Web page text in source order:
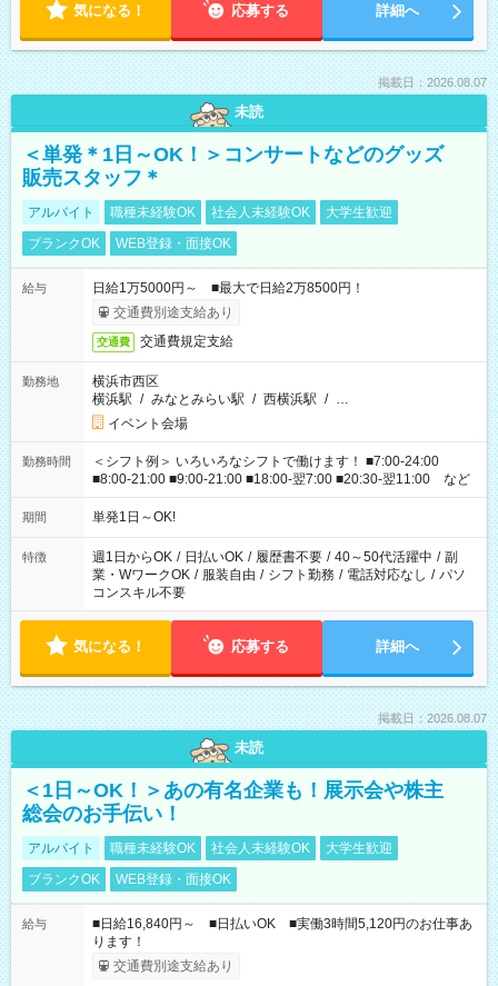
気になる！ 応募する 詳細へ
掲載日：2026.08.07
未読
＜単発＊1日～OK！＞コンサートなどのグッズ
販売スタッフ＊
アルバイト 職種未経験OK 社会人未経験OK
大学生歓迎
ブランクOK
WEB登録・面接OK
給与
日給1万5000円～ ■最大で日給2万8500円！
交通費別途支給あり
交通費 交通費規定支給
勤務地
横浜市西区
横浜駅 / みなとみらい駅 / 西横浜駅 / …
イベント会場
勤務時間
＜シフト例＞ いろいろなシフトで働けます！ ■7:00-24:00
■8:00-21:00 ■9:00-21:00 ■18:00-翌7:00 ■20:30-翌11:00 など
期間 単発1日～OK!
特徴 週1日からOK / 日払いOK / 履歴書不要 / 40～50代活躍中 / 副
業・WワークOK / 服装自由 / シフト勤務 / 電話対応なし / パソ
コンスキル不要
気になる！ 応募する 詳細へ
掲載日：2026.08.07
未読
＜1日～OK！＞あの有名企業も！展示会や株主
総会のお手伝い！
アルバイト 職種未経験OK 社会人未経験OK
大学生歓迎
ブランクOK
WEB登録・面接OK
給与
■日給16,840円～ ■日払いOK ■実働3時間5,120円のお仕事あ
ります！
交通費別途支給あり